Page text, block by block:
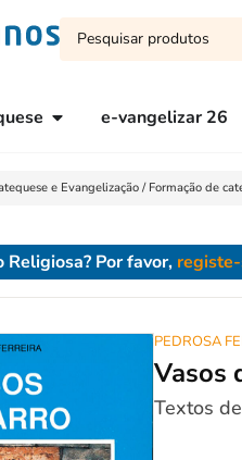
e-vangelizar 26
e Evangelização/ Formação de
Por favor,
PEDROSA
Vasos
Textos